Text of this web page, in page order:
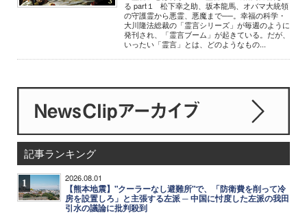
る part１ 松下幸之助、坂本龍馬、オバマ大統領
の守護霊から悪霊、悪魔まで──。幸福の科学・
大川隆法総裁の「霊言シリーズ」が毎週のように
発刊され、「霊言ブーム」が起きている。だが、
いったい「霊言」とは、どのようなもの...
記事ランキング
1 2026.08.01
【熊本地震】"クーラーなし避難所"で、「防衛費を削って冷
房を設置しろ」と主張する左派 ─ 中国に忖度した左派の我田
引水の議論に批判殺到